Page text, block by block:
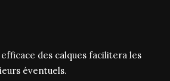
des calques facilitera les
éventuels.